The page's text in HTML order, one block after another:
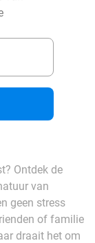
Ontdek de
van
geen stress
of familie
draait het om